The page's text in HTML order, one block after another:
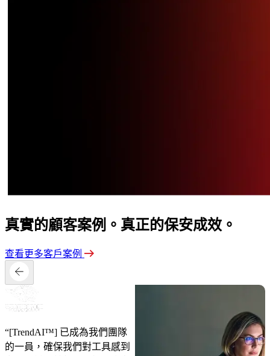
真實的顧客案例。真正的保安成效。
查看更多客戶案例
“[TrendAI™] 已成為我們團隊
的一員，確保我們對工具感到